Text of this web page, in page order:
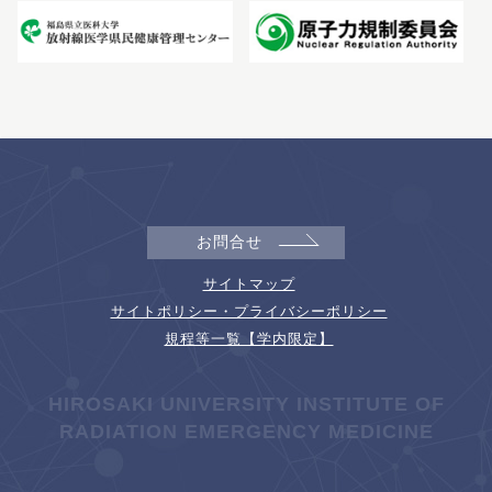
お問合せ
サイトマップ
サイトポリシー・プライバシーポリシー
規程等一覧【学内限定】
HIROSAKI UNIVERSITY INSTITUTE OF
RADIATION EMERGENCY MEDICINE